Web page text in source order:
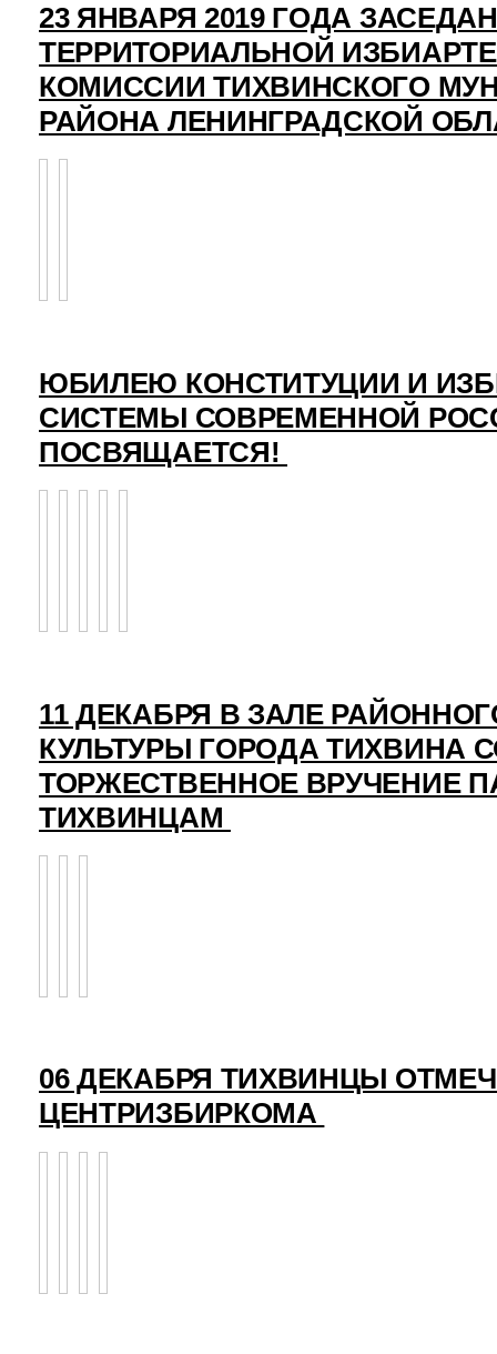
23 ЯНВАРЯ 2019 ГОДА
ТЕРРИТОРИАЛЬНОЙ
КОМИССИИ ТИХВИНСКОГО
РАЙОНА ЛЕНИНГРАДСКОЙ
ЮБИЛЕЮ КОНСТИТУЦИИ И
СИСТЕМЫ СОВРЕМЕННОЙ
ПОСВЯЩАЕТСЯ!
11 ДЕКАБРЯ В ЗАЛЕ
КУЛЬТУРЫ ГОРОДА ТИХВИНА
ТОРЖЕСТВЕННОЕ ВРУЧЕНИЕ
ТИХВИНЦАМ
06 ДЕКАБРЯ ТИХВИНЦЫ
ЦЕНТРИЗБИРКОМА